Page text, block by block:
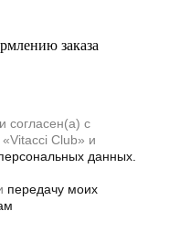
заказа
согласен(а) с
Club» и
данных.
передачу моих